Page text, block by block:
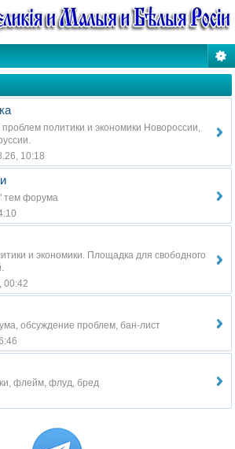
политики и экономики Новороссии,
10:18
тем форума
и экономики. Площадка для свободного
00:42
обсуждение проблем, бан-лист
флейм, флуд, бред